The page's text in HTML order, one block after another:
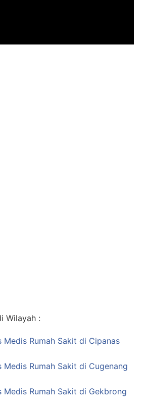
Wilayah :
Rumah Sakit di Cipanas
Rumah Sakit di Cugenang
Rumah Sakit di Gekbrong